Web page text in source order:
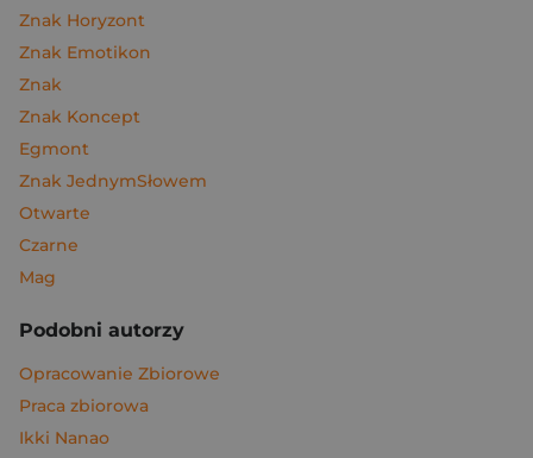
Znak Horyzont
Znak Emotikon
Znak
Znak Koncept
Egmont
Znak JednymSłowem
Otwarte
Czarne
Mag
Podobni autorzy
Opracowanie Zbiorowe
Praca zbiorowa
Ikki Nanao